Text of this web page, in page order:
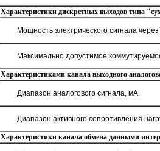
Характеристики дискретных выходов типа
Мощность электрического сигнала
Максимально допустимое
Характеристиками канала выходного
Диапазон аналогового сигнала, мА
Диапазон активного сопротивления
Характеристики канала обмена данными